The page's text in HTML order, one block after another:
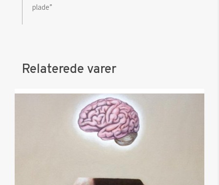
plade”
Relaterede varer